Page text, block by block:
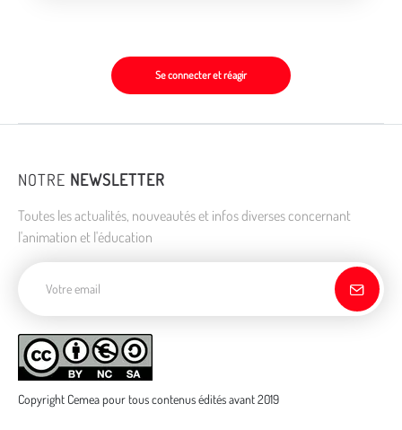
Se connecter et réagir
NOTRE NEWSLETTER
Toutes les actualités, nouveautés et infos diverses concernant
l'animation et l'éducation
Copyright Cemea pour tous contenus édités avant 2019